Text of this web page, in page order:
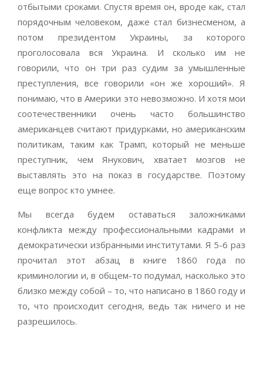
отбытыми сроками. Спустя время он, вроде как, стал
порядочным человеком, даже стал бизнесменом, а
потом президентом Украины, за которого
проголосовала вся Украина. И сколько им не
говорили, что он три раз судим за умышленные
преступления, все говорили «он же хороший». Я
понимаю, что в Америки это невозможно. И хотя мои
соотечественники очень часто большинство
американцев считают придурками, но американским
политикам, таким как Трамп, который не меньше
преступник, чем Янукович, хватает мозгов не
выставлять это на показ в государстве. Поэтому
еще вопрос кто умнее.
Мы всегда будем оставаться заложниками
конфликта между профессиональными кадрами и
демократически избранными институтами. Я 5-6 раз
прочитал этот абзац в книге 1860 года по
криминологии и, в общем-то подумал, насколько это
близко между собой – то, что написано в 1860 году и
то, что происходит сегодня, ведь так ничего и не
разрешилось.